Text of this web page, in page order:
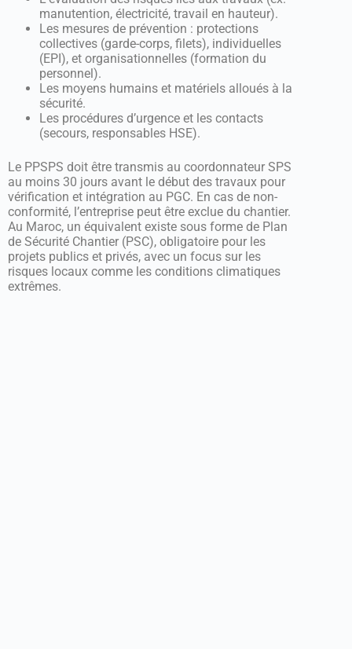
manutention, électricité, travail en hauteur).
Les mesures de prévention : protections
collectives (garde-corps, filets), individuelles
(EPI), et organisationnelles (formation du
personnel).
Les moyens humains et matériels alloués à la
sécurité.
Les procédures d’urgence et les contacts
(secours, responsables HSE).
Le PPSPS doit être transmis au coordonnateur SPS
au moins 30 jours avant le début des travaux pour
vérification et intégration au PGC. En cas de non-
conformité, l’entreprise peut être exclue du chantier.
Au Maroc, un équivalent existe sous forme de Plan
de Sécurité Chantier (PSC), obligatoire pour les
projets publics et privés, avec un focus sur les
risques locaux comme les conditions climatiques
extrêmes.